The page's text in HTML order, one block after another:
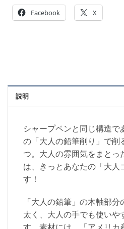
Facebook X
説明
シャープペンと同じ構造で
の「大人の鉛筆削り」で削
つ。大人の雰囲気をまとっ
は、きっとあなたの「大人
す！
「大人の鉛筆」の木軸部
太く、大人の手でも使いや